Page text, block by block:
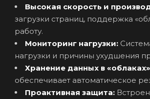
Высокая скорость и
загрузки страниц, поддержка
работу.
Мониторинг нагрузки:
нагрузки и причины ухудшения
Хранение данных в
обеспечивает автоматическое
Проактивная защита: